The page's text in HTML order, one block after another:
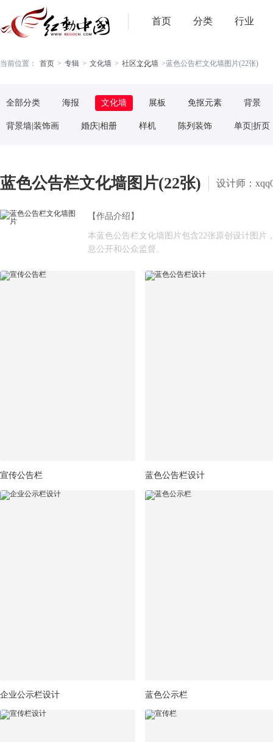
首页 分类 行业
. . .
当前位置： 首页 > 专辑 > 文化墙 > 社区文化墙 >蓝色公告栏文化墙图片(22张)
全部分类 海报 文化墙 展板 免抠元素 背景
背景墙|装饰画 婚庆|相册 样机 陈列装饰 单页|折页
蓝色公告栏文化墙图片(22张) 设计师：
【作品介绍】
本蓝色公告栏文化墙图片包含22张原创设计图
息公开和公众监督。
宣传公告栏 蓝色公告栏设计
企业公示栏设计 蓝色公示栏